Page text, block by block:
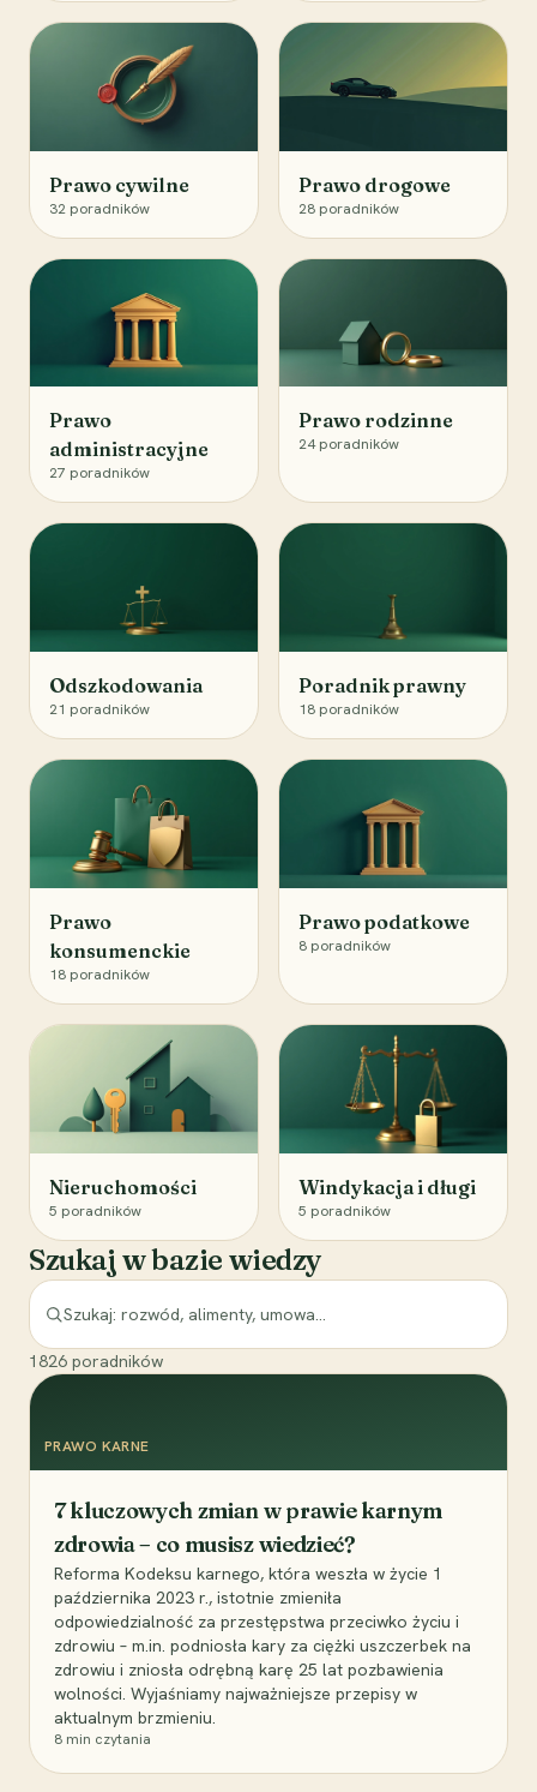
Prawo cywilne
32 poradników
Prawo drogowe
28 poradników
Prawo
administracyjne
27 poradników
Prawo rodzinne
24 poradników
Odszkodowania
21 poradników
Poradnik prawny
18 poradników
Prawo
konsumenckie
18 poradników
Prawo podatkowe
8 poradników
Nieruchomości
5 poradników
Windykacja i długi
5 poradników
Szukaj w bazie wiedzy
1826 poradników
PRAWO KARNE
7 kluczowych zmian w prawie karnym
zdrowia – co musisz wiedzieć?
Reforma Kodeksu karnego, która weszła w życie 1
października 2023 r., istotnie zmieniła
odpowiedzialność za przestępstwa przeciwko życiu i
zdrowiu – m.in. podniosła kary za ciężki uszczerbek na
zdrowiu i zniosła odrębną karę 25 lat pozbawienia
wolności. Wyjaśniamy najważniejsze przepisy w
aktualnym brzmieniu.
8 min czytania